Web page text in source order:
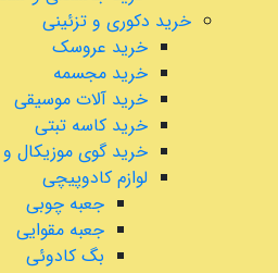
خرید دکوری و تزئینی
خرید عروسک
خرید مجسمه
خرید آلات موسیقی
خرید کاسه تبتی
خرید گوی موزیکال
لوازم کادوپیچی
جعبه چوبی
جعبه مقوایی
بگ کادوئی